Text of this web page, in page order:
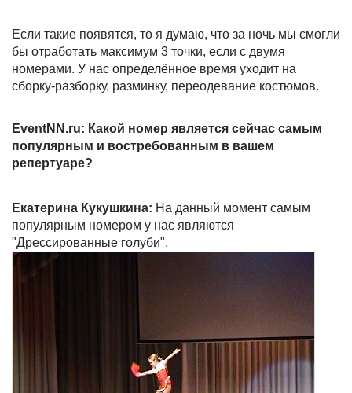
Если такие появятся, то я думаю, что за ночь мы смогли
бы отработать максимум 3 точки, если с двумя
номерами. У нас определённое время уходит на
сборку-разборку, разминку, переодевание костюмов.
EventNN.ru: Какой номер является сейчас самым
популярным и востребованным в вашем
репертуаре?
Екатерина Кукушкина: На данный момент самым
популярным номером у нас являются
"Дрессированные голуби".